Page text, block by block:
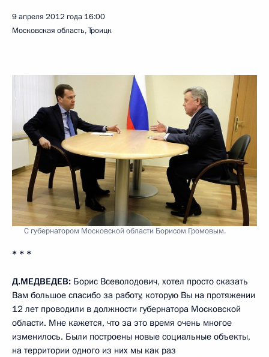
9 апреля 2012 года 16:00
Московская область, Троицк
С губернатором Московской области Борисом Громовым.
* * *
Д.МЕДВЕДЕВ: Борис Всеволодович, хотел просто сказать
Вам большое спасибо за работу, которую Вы на протяжении
12 лет проводили в должности губернатора Московской
области. Мне кажется, что за это время очень многое
изменилось. Были построены новые социальные объекты,
на территории одного из них мы как раз